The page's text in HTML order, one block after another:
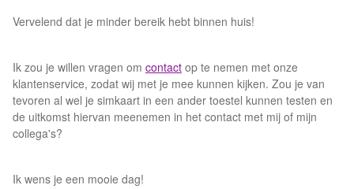
Vervelend dat je minder bereik hebt binnen huis!
Ik zou je willen vragen om contact op te nemen met onze
klantenservice, zodat wij met je mee kunnen kijken. Zou je van
tevoren al wel je simkaart in een ander toestel kunnen testen en
de uitkomst hiervan meenemen in het contact met mij of mijn
collega's?
Ik wens je een mooie dag!